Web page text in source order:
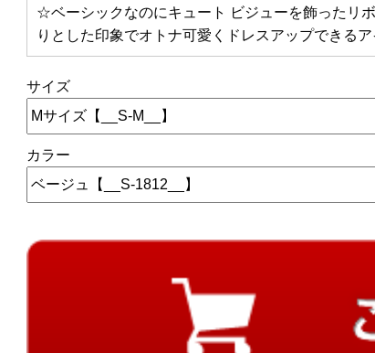
☆ベーシックなのにキュート ビジューを飾ったリ
りとした印象でオトナ可愛くドレスアップできるア
サイズ
カラー